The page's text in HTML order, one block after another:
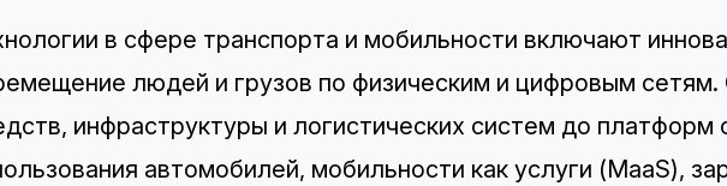
в сфере транспорта и мобильности включают
людей и грузов по физическим и цифровым сетям.
инфраструктуры и логистических систем до платформ
автомобилей, мобильности как услуги (MaaS),